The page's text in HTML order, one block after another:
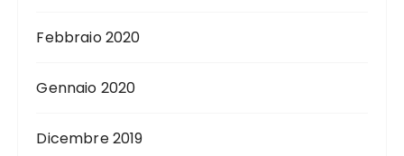
Febbraio 2020
Gennaio 2020
Dicembre 2019